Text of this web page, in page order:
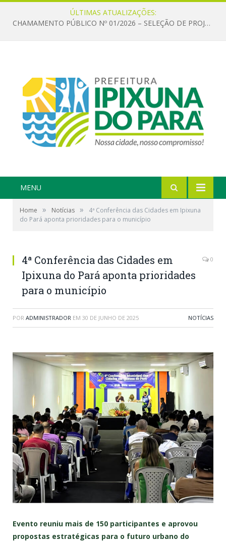
ÚLTIMAS ATUALIZAÇÕES:
CHAMAMENTO PÚBLICO Nº 01/2026 – SELEÇÃO DE PROJETOS PARA FIRMAR TERMO DE EXECUÇÃO CULTURAL COM RECURSOS DA POLÍTICA NACIONAL ALDIR BLANC DE FOMENTO À CULTURA – PNAB (LEI Nº 14.399/2022)
MENU
Home » Notícias »
4ª Conferência das Cidades em Ipixuna
do Pará aponta prioridades para o município
4ª Conferência das Cidades em
Ipixuna do Pará aponta prioridades
para o município
0
POR ADMINISTRADOR EM 30 DE JUNHO DE 2025 NOTÍCIAS
Evento reuniu mais de 150 participantes e aprovou
propostas estratégicas para o futuro urbano do